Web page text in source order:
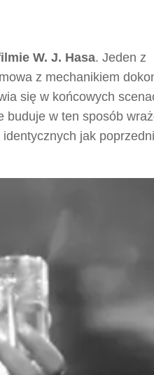
W. J. Hasa. Jeden z
z mechanikiem
się w końcowych
buduje w ten sposób
jak